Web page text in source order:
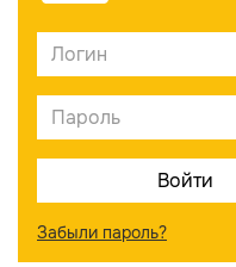
Забыли пароль?